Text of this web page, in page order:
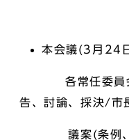
本会議(3月24
各常任委員会
告、討論、採決/市
議案(条例、補